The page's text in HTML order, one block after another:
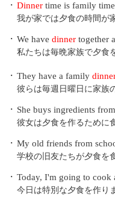
・ Dinner time is family
我が家では夕食の時間が
・ We have dinner together
私たちは毎晩家族で夕食
・ They have a family
彼らは毎週日曜日に家族
・ She buys ingredients
彼女は夕食を作るために
・ My old friends from
学校の旧友たちが夕食を
・ Today, I'm going to cook
今日は特別な夕食を作り